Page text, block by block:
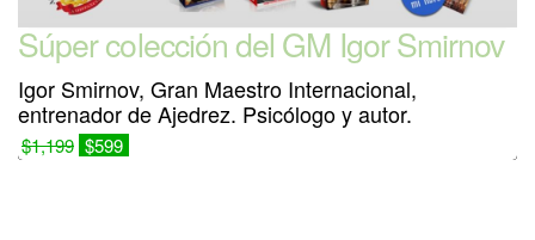
Súper colección del GM Igor Smirnov
Igor Smirnov, Gran Maestro Internacional,
entrenador de Ajedrez. Psicólogo y autor.
$1,199 $599